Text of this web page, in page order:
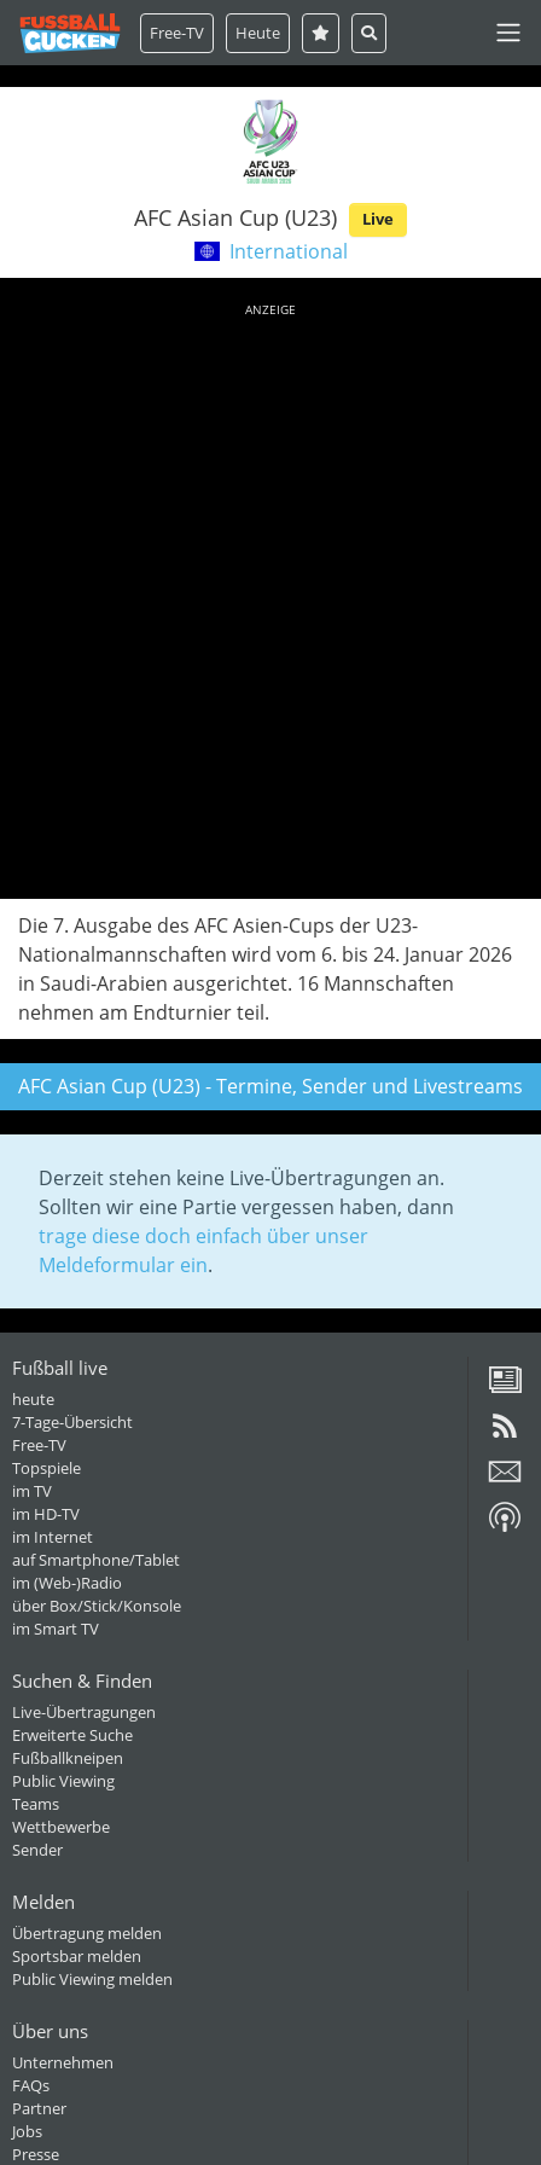
Free-TV Heute
AFC Asian Cup (U23) Live
International
ANZEIGE
Die 7. Ausgabe des AFC Asien-Cups der U23-
Nationalmannschaften wird vom 6. bis 24. Januar 2026
in Saudi-Arabien ausgerichtet. 16 Mannschaften
nehmen am Endturnier teil.
AFC Asian Cup (U23) - Termine, Sender und Livestreams
Derzeit stehen keine Live-Übertragungen an.
Sollten wir eine Partie vergessen haben, dann
trage diese doch einfach über unser
Meldeformular ein.
Fußball live
heute
7-Tage-Übersicht
Free-TV
Topspiele
im TV
im HD-TV
im Internet
auf Smartphone/Tablet
im (Web-)Radio
über Box/Stick/Konsole
im Smart TV
Suchen & Finden
Live-Übertragungen
Erweiterte Suche
Fußballkneipen
Public Viewing
Teams
Wettbewerbe
Sender
Melden
Übertragung melden
Sportsbar melden
Public Viewing melden
Über uns
Unternehmen
FAQs
Partner
Jobs
Presse